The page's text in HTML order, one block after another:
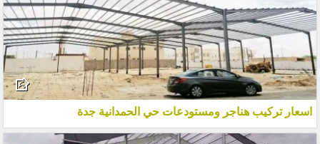
اسعار تركيب هناجر ومستودعات حي الحمدانية جدة